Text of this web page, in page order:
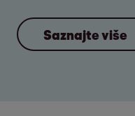
Saznajte više